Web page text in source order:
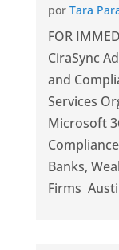
por Tara
FOR
CiraSync
and
Services
Microsoft
Banks,
Firms